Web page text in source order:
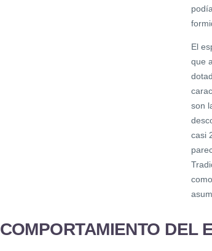
El
que
son
casi
COMPORTAMIENTO DEL